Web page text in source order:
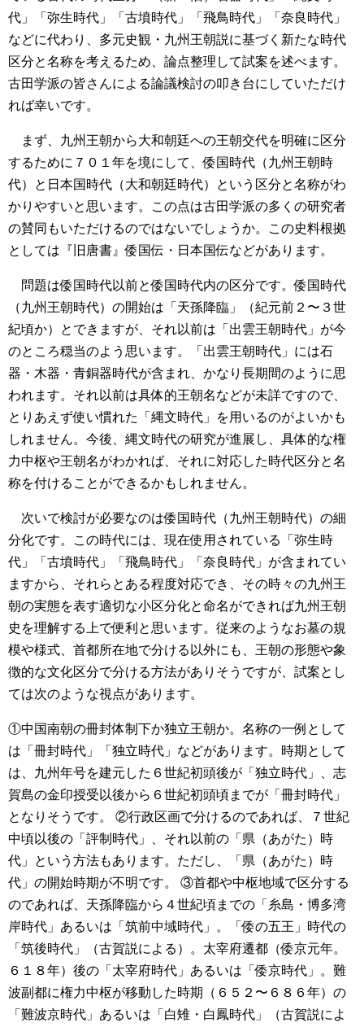
代」「弥生時代」「古墳時代」「飛鳥時代」「奈良時代」
などに代わり、多元史観・九州王朝説に基づく新たな時代
区分と名称を考えるため、論点整理して試案を述べます。
古田学派の皆さんによる論議検討の叩き台にしていただけ
れば幸いです。
まず、九州王朝から大和朝廷への王朝交代を明確に区分
するために７０１年を境にして、倭国時代（九州王朝時
代）と日本国時代（大和朝廷時代）という区分と名称がわ
かりやすいと思います。この点は古田学派の多くの研究者
の賛同もいただけるのではないでしょうか。この史料根拠
としては『旧唐書』倭国伝・日本国伝などがあります。
問題は倭国時代以前と倭国時代内の区分です。倭国時代
（九州王朝時代）の開始は「天孫降臨」（紀元前２〜３世
紀頃か）とできますが、それ以前は「出雲王朝時代」が今
のところ穏当のよう思います。「出雲王朝時代」には石
器・木器・青銅器時代が含まれ、かなり長期間のように思
われます。それ以前は具体的王朝名などが未詳ですので、
とりあえず使い慣れた「縄文時代」を用いるのがよいかも
しれません。今後、縄文時代の研究が進展し、具体的な権
力中枢や王朝名がわかれば、それに対応した時代区分と名
称を付けることができるかもしれません。
次いで検討が必要なのは倭国時代（九州王朝時代）の細
分化です。この時代には、現在使用されている「弥生時
代」「古墳時代」「飛鳥時代」「奈良時代」が含まれてい
ますから、それらとある程度対応でき、その時々の九州王
朝の実態を表す適切な小区分化と命名ができれば九州王朝
史を理解する上で便利と思います。従来のようなお墓の規
模や様式、首都所在地で分ける以外にも、王朝の形態や象
徴的な文化区分で分ける方法がありそうですが、試案とし
ては次のような視点があります。
①中国南朝の冊封体制下か独立王朝か。名称の一例として
は「冊封時代」「独立時代」などがあります。時期として
は、九州年号を建元した６世紀初頭後が「独立時代」、志
賀島の金印授受以後から６世紀初頭頃までが「冊封時代」
となりそうです。
②行政区画で分けるのであれば、７世紀
中頃以後の「評制時代」、それ以前の「県（あがた）時
代」という方法もあります。ただし、「県（あがた）時
代」の開始時期が不明です。
③首都や中枢地域で区分する
のであれば、天孫降臨から４世紀頃までの「糸島・博多湾
岸時代」あるいは「筑前中域時代」。「倭の五王」時代の
「筑後時代」（古賀説による）。太宰府遷都（倭京元年。
６１８年）後の「太宰府時代」あるいは「倭京時代」。難
波副都に権力中枢が移動した時期（６５２〜６８６年）の
「難波京時代」あるいは「白雉・白鳳時代」（古賀説によ